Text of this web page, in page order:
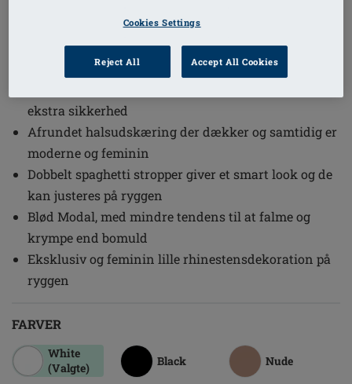
Ref. nr: 70230 Valletta Top
Indbygget bh med let foring i skålen, der giver støtte
ekstra sikkerhed
Afrundet halsudskæring der dækker og samtidig er
moderne og feminin
Dobbelt spaghetti stropper giver et smart look og de
kan justeres på ryggen
Blød Modal, med mindre tendens til at falme og
krympe end bomuld
Eksklusiv og feminin lille rhinestensdekoration på
ryggen
FARVER
White
(Valgte)
Black Nude
Cookies Settings
Reject All Accept All Cookies